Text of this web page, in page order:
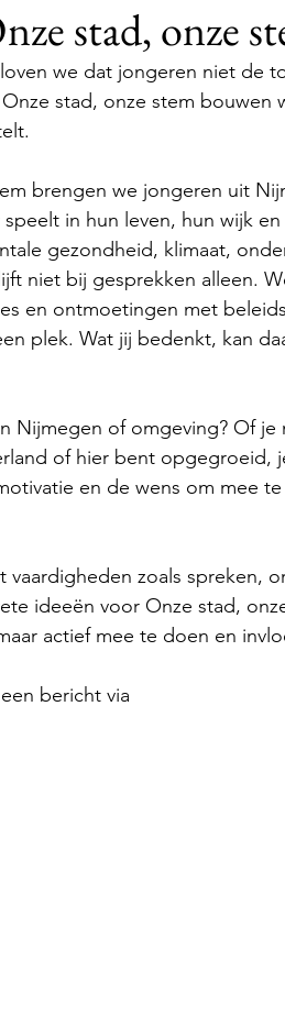
stad, onze
we dat jongeren niet de
stad, onze stem bouwen
brengen we jongeren uit
in hun leven, hun wijk
gezondheid, klimaat,
niet bij gesprekken alleen.
en ontmoetingen met
plek. Wat jij bedenkt, kan
Nijmegen of omgeving? Of je
of hier bent opgegroeid,
en de wens om mee
zoals spreken,
ideeën voor Onze stad,
actief mee te doen en
bericht via